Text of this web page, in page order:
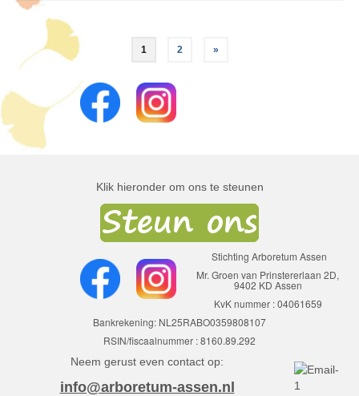
Berichten
paginering
1 2 »
Klik hieronder om ons te steunen
Stichting Arboretum Assen
Mr. Groen van Prinstererlaan 2D,
9402 KD Assen
KvK nummer : 04061659
Bankrekening: NL25RABO0359808107
RSIN/fiscaalnummer : 8160.89.292
Neem gerust even contact op:
info@arboretum-assen.nl